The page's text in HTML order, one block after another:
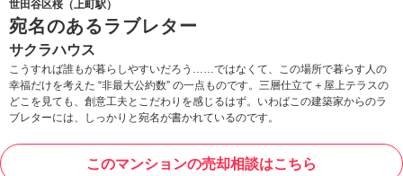
世田谷区桜（上町駅）
宛名のあるラブレター
サクラハウス
こうすれば誰もが暮らしやすいだろう……ではなくて、この場所で暮らす人の
幸福だけを考えた “非最大公約数” の一点ものです。三層仕立て＋屋上テラスの
どこを見ても、創意工夫とこだわりを感じるはず。いわばこの建築家からのラ
ブレターには、しっかりと宛名が書かれているのです。
このマンションの売却相談はこちら